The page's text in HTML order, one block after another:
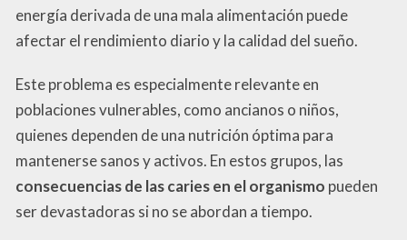
energía derivada de una mala alimentación puede
afectar el rendimiento diario y la calidad del sueño.
Este problema es especialmente relevante en
poblaciones vulnerables, como ancianos o niños,
quienes dependen de una nutrición óptima para
mantenerse sanos y activos. En estos grupos, las
consecuencias de las caries en el organismo pueden
ser devastadoras si no se abordan a tiempo.